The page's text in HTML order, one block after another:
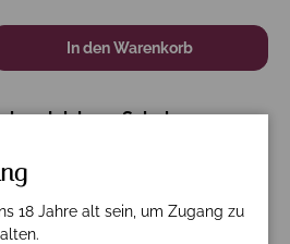
In den Warenkorb
Scholzen
Stunden
18 Jahre alt sein, um Zugang zu